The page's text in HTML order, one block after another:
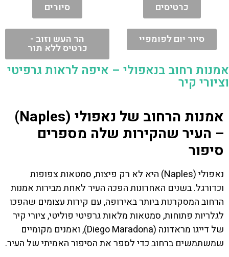
כרטיסים סיורים
סיור יום לפומפיי הר העש וזוב -
כרטיס ללא תור
אמנות רחוב בנאפולי – איפה לראות גרפיטי
וציורי קיר
אמנות הרחוב של נאפולי (Naples)
– העיר שהקירות שלה מספרים
סיפור
נאפולי (Naples) היא לא רק פיצות, סמטאות צפופות
וכדורגל. בשנים האחרונות הפכה העיר לאחת מבירות אמנות
הרחוב המסקרנות ביותר באירופה, עם קירות עצומים שהפכו
לגלריות פתוחות, סמטאות מלאות גרפיטי פוליטי, ציורי קיר
של דייגו מראדונה (Diego Maradona), ואמנים מקומיים
שמשתמשים ברחוב כדי לספר את הסיפור האמיתי של העיר.